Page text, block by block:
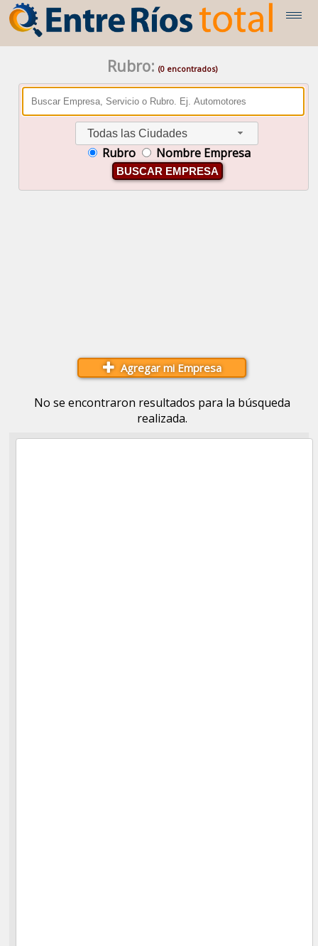
Rubro: (0 encontrados)
Todas las Ciudades
Rubro Nombre Empresa
BUSCAR EMPRESA
Agregar mi Empresa
No se encontraron resultados para la búsqueda
realizada.